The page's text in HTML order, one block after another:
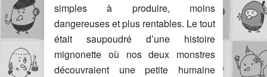
simples à produire, moins
dangereuses et plus rentables. Le tout
était saupoudré d’une histoire
mignonette où nos deux monstres
découvraient une petite humaine